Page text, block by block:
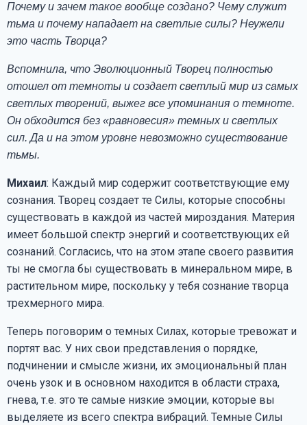
Почему и зачем такое вообще создано? Чему служит
тьма и почему нападает на светлые силы? Неужели
это часть Творца?
Вспомнила, что Эволюционный Творец полностью
отошел от темноты и создает светлый мир из самых
светлых творений, выжег все упоминания о темноте.
Он обходится без «равновесия» темных и светлых
сил. Да и на этом уровне невозможно существование
тьмы.
Михаил: Каждый мир содержит соответствующие ему
сознания. Творец создает те Силы, которые способны
существовать в каждой из частей мироздания. Материя
имеет большой спектр энергий и соответствующих ей
сознаний. Согласись, что на этом этапе своего развития
ты не смогла бы существовать в минеральном мире, в
растительном мире, поскольку у тебя сознание творца
трехмерного мира.
Теперь поговорим о темных Силах, которые тревожат и
портят вас. У них свои представления о порядке,
подчинении и смысле жизни, их эмоциональный план
очень узок и в основном находится в области страха,
гнева, т.е. это те самые низкие эмоции, которые вы
выделяете из всего спектра вибраций. Темные Силы